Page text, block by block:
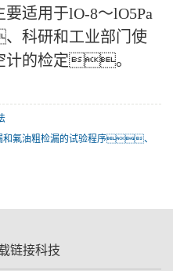
适用于lO-8～lO5Pa
科研和工业部门使
计的检定。
和氟油粗检漏的试验程序、
链接科技